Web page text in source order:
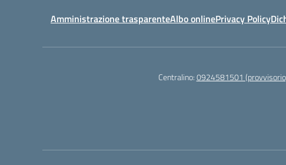
Amministrazione trasparenteAlbo onlinePrivacy Policy
Centralino:0924581501